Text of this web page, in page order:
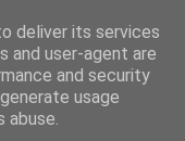
deliver its services
and user-agent are
and security
usage
abuse.